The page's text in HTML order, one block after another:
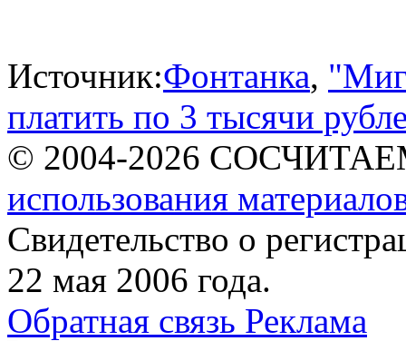
Источник:Фонтанка,
платить по 3 тысячи
© 2004-2026
использования
Свидетельство о
22 мая 2006 года.
Обратная связь Реклама